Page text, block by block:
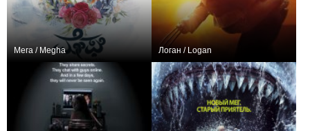
Мега / Megha Логан / Logan